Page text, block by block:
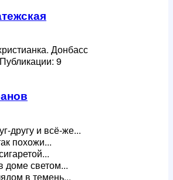
Донбасс
Публикации: 9
другу и всё-же...
похожи...
светом...
в темень...